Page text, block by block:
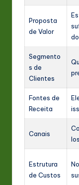
Proposta
de Valor
Segmento
s de
Clientes
Fontes de
Receita
Canais
Estrutura
de Custos